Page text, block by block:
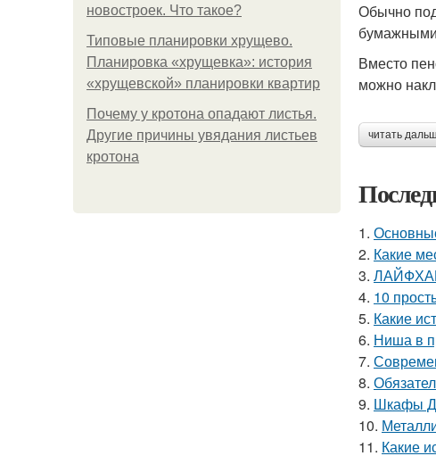
новостроек. Что такое?
Типовые планировки хрущево.
Планировка «хрущевка»: история
«хрущевской» планировки квартир
Почему у кротона опадают листья.
Другие причины увядания листьев
кротона
Обычно
Вместо
можно
читать
1.
2. Какие
3.
4. 10
5. Какие
6. Ниша в
7.
8.
9. Шкафы
10.
11. Какие